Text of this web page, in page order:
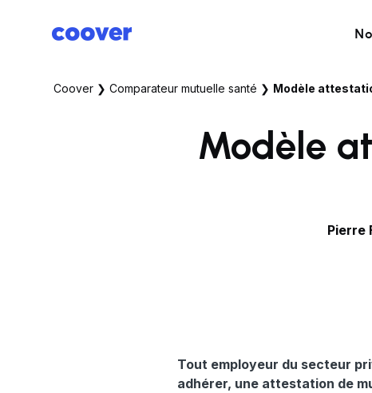
Coover ❯ Comparateur mutuelle santé ❯ Modèle
Modèle
Pierre
Tout employeur du secteur
adhérer, une attestation de